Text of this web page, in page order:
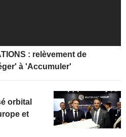
: relèvement de
à 'Accumuler'
orbital
et